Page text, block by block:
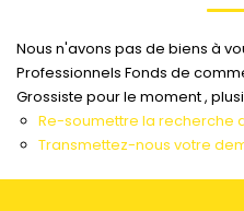
LOCAUX
PARTENAIRE
Nous n'avons pas de biens à
Professionnels Fonds de
Grossiste pour le moment ,
Re-soumettre la recherche
Transmettez-nous votre